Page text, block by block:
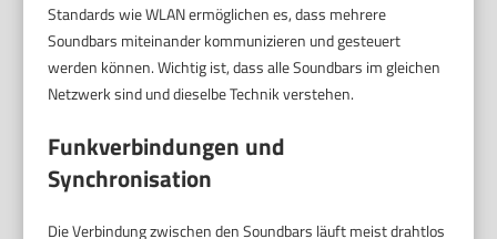
Standards wie WLAN ermöglichen es, dass mehrere
Soundbars miteinander kommunizieren und gesteuert
werden können. Wichtig ist, dass alle Soundbars im gleichen
Netzwerk sind und dieselbe Technik verstehen.
Funkverbindungen und
Synchronisation
Die Verbindung zwischen den Soundbars läuft meist drahtlos